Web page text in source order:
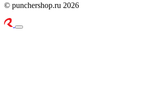
© punchershop.ru 2026